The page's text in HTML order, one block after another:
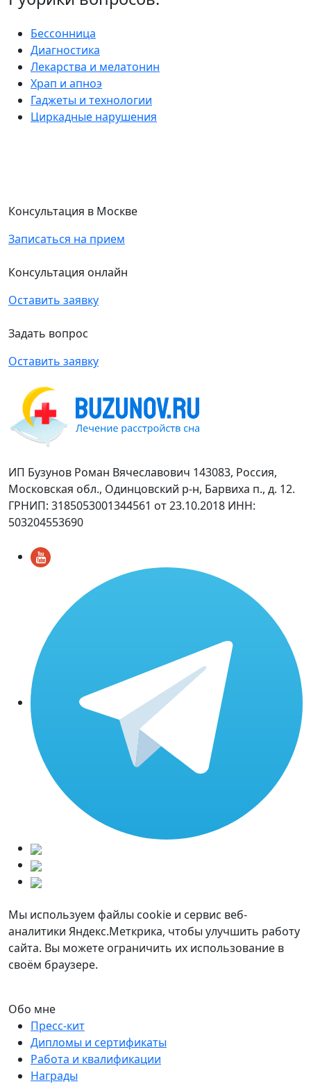
Бессонница
Диагностика
Лекарства и мелатонин
Храп и апноэ
Гаджеты и технологии
Циркадные нарушения
Консультация в Москве
Записаться на прием
Консультация онлайн
Оставить заявку
Задать вопрос
Оставить заявку
ИП Бузунов Роман Вячеславович 143083, Россия,
Московская обл., Одинцовский р-н, Барвиха п., д. 12.
ГРНИП: 3185053001344561 от 23.10.2018 ИНН:
503204553690
Мы используем файлы cookie и сервис веб-
аналитики Яндекс.Меткрика, чтобы улучшить работу
сайта. Вы можете ограничить их использование в
своём браузере.
Обо мне
Пресс-кит
Дипломы и сертификаты
Работа и квалификации
Награды